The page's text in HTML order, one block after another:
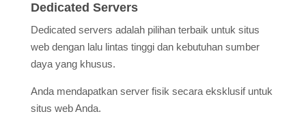
Dedicated Servers
Dedicated servers adalah pilihan terbaik untuk situs
web dengan lalu lintas tinggi dan kebutuhan sumber
daya yang khusus.
Anda mendapatkan server fisik secara eksklusif untuk
situs web Anda.